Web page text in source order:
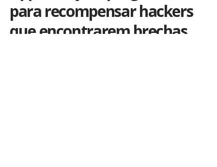
para recompensar hackers
que encontrarem brechas